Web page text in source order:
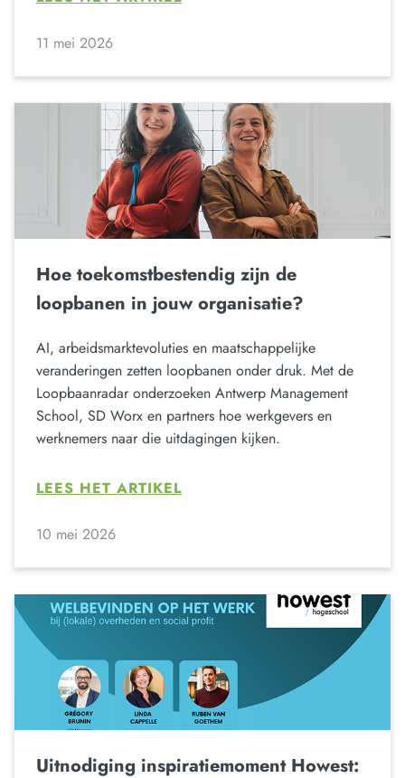
11 mei 2026
Hoe toekomstbestendig zijn de
loopbanen in jouw organisatie?
AI, arbeidsmarktevoluties en maatschappelijke
veranderingen zetten loopbanen onder druk. Met de
Loopbaanradar onderzoeken Antwerp Management
School, SD Worx en partners hoe werkgevers en
werknemers naar die uitdagingen kijken.
LEES HET ARTIKEL
10 mei 2026
Uitnodiging inspiratiemoment Howest: